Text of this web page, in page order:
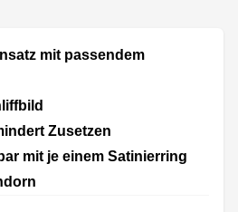
mit passendem
Zusetzen
mit je einem Satinierring